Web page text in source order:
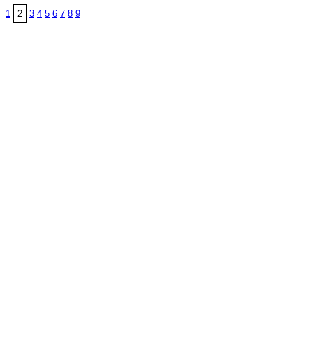
1
2 3 4 5 6 7 8 9